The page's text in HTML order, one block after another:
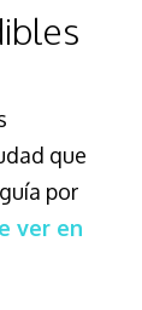
que
por
ver en